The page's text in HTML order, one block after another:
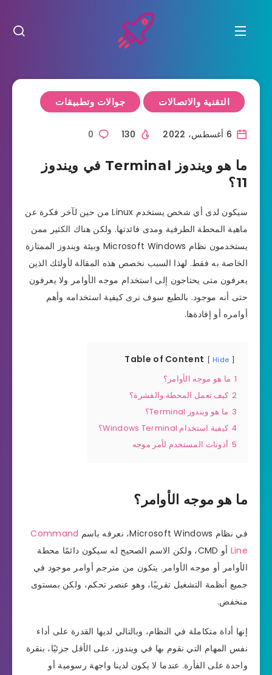
التقنية والاتصالات جوالات وتطبيقات
0
ما هو ويندوز Terminal في ويندوز
11؟
سيكون لدى أي شخص يستخدم Linux من حين لآخر فكرة عن
ماهية المحطة الطرفية ومدى فائدتها. ولكن هناك الكثير ممن
يستخدمون نظام Microsoft Windows وبيئة ويندوز الممتازة
الخاصة به فقط. لهذا السبب نخصص هذه المقالة لأولئك الذين
يعرفون متى يحتاجون إلى استخدام موجه الأوامر ولا يعرفون
حتى أنه موجود. بالطبع سوف نرى كيفية استخدامه وأهم
أوامره أو إفادةها.
Table of Content Hide
1 ما هو موجه الأوامر؟
2 كيف تعمل المحطة والقشرة؟
3 ما هو ويندوز Terminal؟
4 كيفية استخدام Windows Terminal؟
5 أذونات المستخدم لأمر موجه
ما هو موجه الأوامر؟
في نظام Microsoft Windows، نعرفه باسم
Command
Line
أو CMD، ولكن الاسم الصحيح له سيكون دائمًا محطة
الأوامر أو موجه الأوامر. يتكون من مترجم أوامر موجود في
جميع أنظمة التشغيل تقريبًا، وهو عنصر تحكم، ولكن بمستوى
منخفض.
إنها أداة متكاملة في النظام، وبالتالي لديها القدرة على أداء
نفس المهام التي نقوم بها في ويندوز، على الأقل جزئيًا، بنقرة
واحدة على الفأرة. عندما لا يكون لدينا واجهة رسومية أو